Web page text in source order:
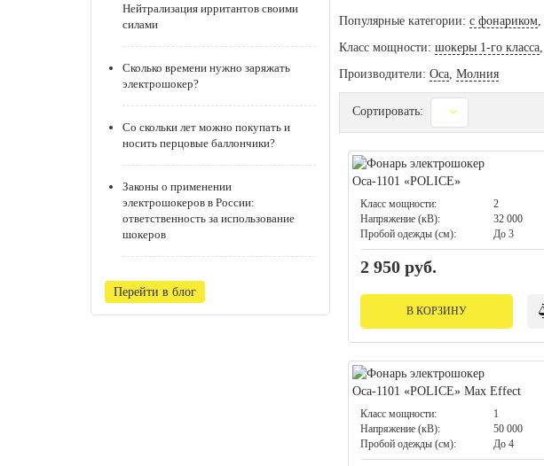
Нейтрализация ирритантов своими
силами
Сколько времени нужно заряжать
электрошокер?
Со скольки лет можно покупать и
носить перцовые баллончики?
Законы о применении
электрошокеров в России:
ответственность за использование
шокеров
Перейти в блог
Популярные категории: с фонариком,
Класс мощности: шокеры 1-го класса,
Производители: Оса, Молния
Сортировать:
Класс мощности:
2
Напряжение (кВ):
32 000
Пробой одежды (см):
До 3
2 950 руб.
В КОРЗИНУ
Класс мощности:
1
Напряжение (кВ):
50 000
Пробой одежды (см):
До 4